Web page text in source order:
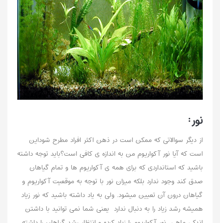
نور:
از دیگر سوالاتی که ممکن است در ذهن اکثر افراد مطرح شوداین
است که آیا نور آکواریوم من به اندازه ی کافی است؟باید توجه داشته
باشید که استانداردی که برای همه ی آکواریوم ها و تمام گیاهان
صدق کند وجود ندارد بلکه میزان نور با توجه به موقعیت آکواریوم و
گیاهان درون آن تعیین میشود. ولی به یاد داشته باشید که نور زیاد
همیشه رشد زیاد را به دنبال ندارد یعنی شما نمی توانید با داشتن